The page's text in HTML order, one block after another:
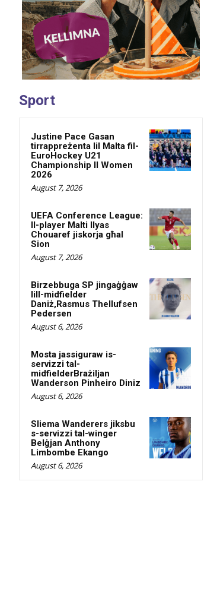
Sport
Justine Pace Gasan
tirrappreżenta lil Malta fil-
EuroHockey U21
Championship II Women
2026
August 7, 2026
UEFA Conference League:
Il-player Malti Ilyas
Chouaref jiskorja għal
Sion
August 7, 2026
Birzebbuga SP jingaġġaw
lill-midfielder
Daniż,Rasmus Thellufsen
Pedersen
August 6, 2026
Mosta jassiguraw is-
servizzi tal-
midfielderBrażiljan
Wanderson Pinheiro Diniz
August 6, 2026
Sliema Wanderers jiksbu
s-servizzi tal-winger
Belġjan Anthony
Limbombe Ekango
August 6, 2026